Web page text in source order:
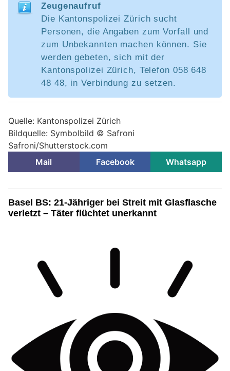
Zeugenaufruf
Die Kantonspolizei Zürich sucht
Personen, die Angaben zum Vorfall und
zum Unbekannten machen können. Sie
werden gebeten, sich mit der
Kantonspolizei Zürich, Telefon 058 648
48 48, in Verbindung zu setzen.
Quelle: Kantonspolizei Zürich
Bildquelle: Symbolbild © Safroni
Safroni/Shutterstock.com
Mail
Facebook Whatsapp
Basel BS: 21-Jähriger bei Streit mit Glasflasche
verletzt – Täter flüchtet unerkannt